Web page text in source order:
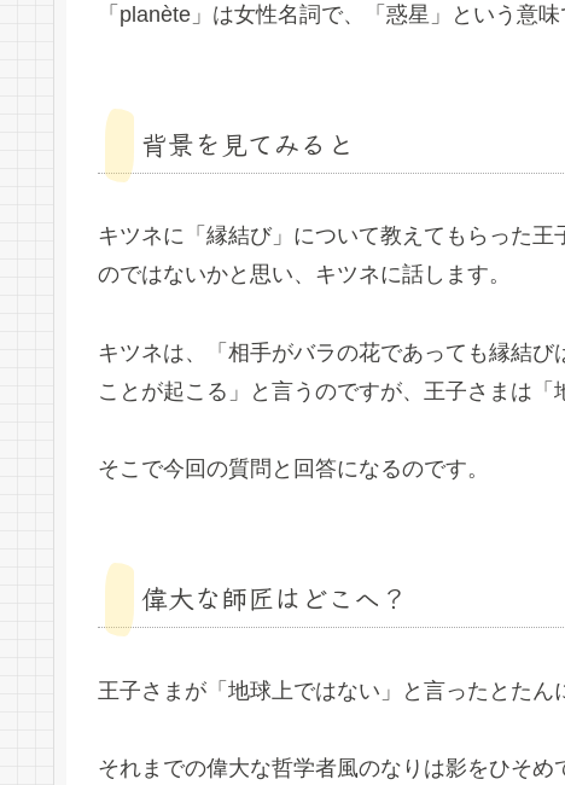
「planète」は女性名詞で、「惑星」という意味
背景を見てみると
キツネに「縁結び」について教えてもらった
のではないかと思い、キツネに話します。
キツネは、「相手がバラの花であっても縁結
ことが起こる」と言うのですが、王子さまは「
そこで今回の質問と回答になるのです。
偉大な師匠はどこへ？
王子さまが「地球上ではない」と言ったとたん
それまでの偉大な哲学者風のなりは影をひそ